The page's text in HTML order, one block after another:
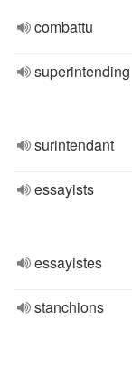
combattu
superintending
surintendant
essayists
essayistes
stanchions